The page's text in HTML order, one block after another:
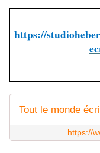
https://
https://